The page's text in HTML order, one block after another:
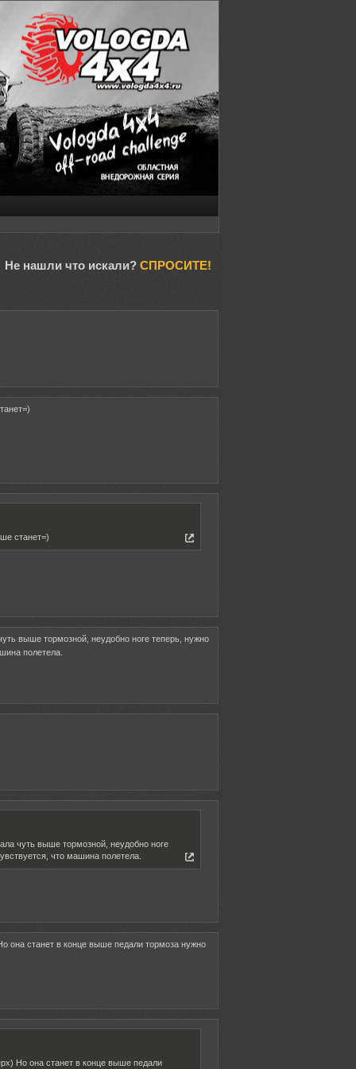
Не нашли что искали? СПРОСИТЕ!
станет=)
выше тормозной, неудобно ноге теперь, нужно
полетела.
чуть выше тормозной, неудобно ноге
что машина полетела.
она станет в конце выше педали тормоза нужно
Но она станет в конце выше педали